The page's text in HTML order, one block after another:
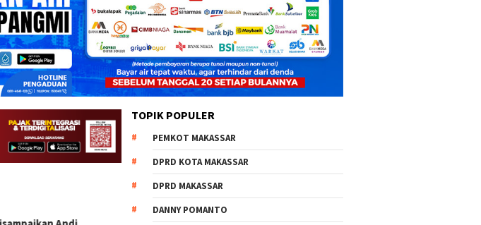
TOPIK POPULER
PEMKOT MAKASSAR
DPRD KOTA MAKASSAR
DPRD MAKASSAR
DANNY POMANTO